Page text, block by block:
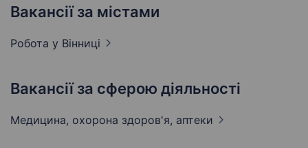
Вакансії за містами
Робота у Вінниці
Вакансії за сферою діяльності
Медицина, охорона здоров'я, аптеки